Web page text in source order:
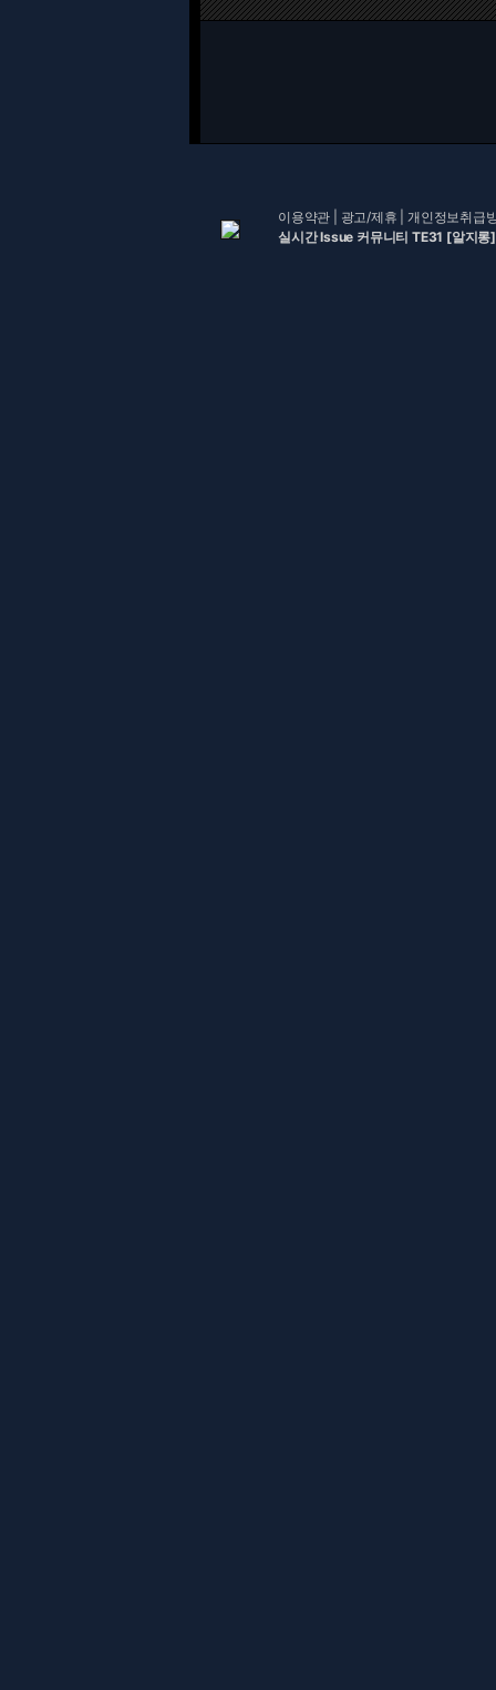
이용약관 광고/제휴 |개인정보취급
실시간 Issue 커뮤니티 TE31 [알지